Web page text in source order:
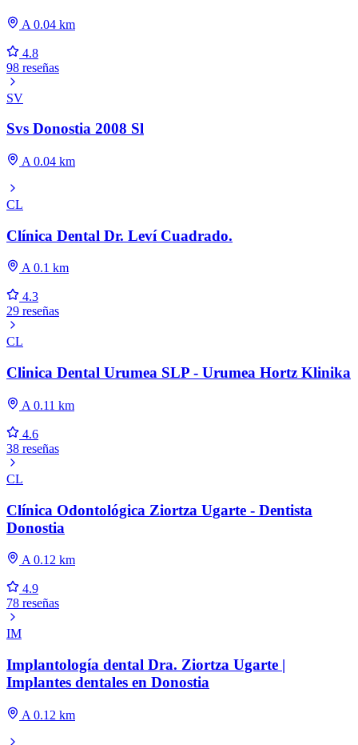
A 0.04 km
4.8
98 reseñas
SV
Svs Donostia 2008 Sl
A 0.04 km
CL
Clínica Dental Dr. Leví Cuadrado.
A 0.1 km
4.3
29 reseñas
CL
Clinica Dental Urumea SLP - Urumea Hortz Klinika
A 0.11 km
4.6
38 reseñas
CL
Clínica Odontológica Ziortza Ugarte - Dentista
Donostia
A 0.12 km
4.9
78 reseñas
IM
Implantología dental Dra. Ziortza Ugarte |
Implantes dentales en Donostia
A 0.12 km